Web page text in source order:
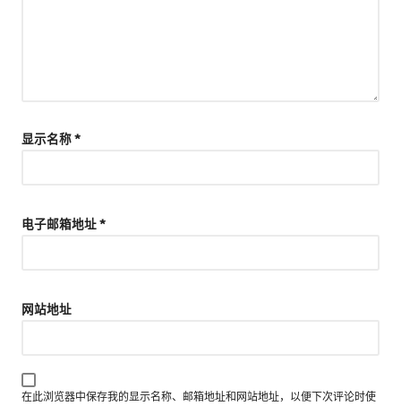
显示名称*
电子邮箱地址*
网站地址
在此浏览器中保存我的显示名称、邮箱地址和网站地址，以便下次评论时使